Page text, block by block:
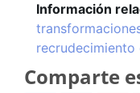
Información
recrudecimiento
Comparte